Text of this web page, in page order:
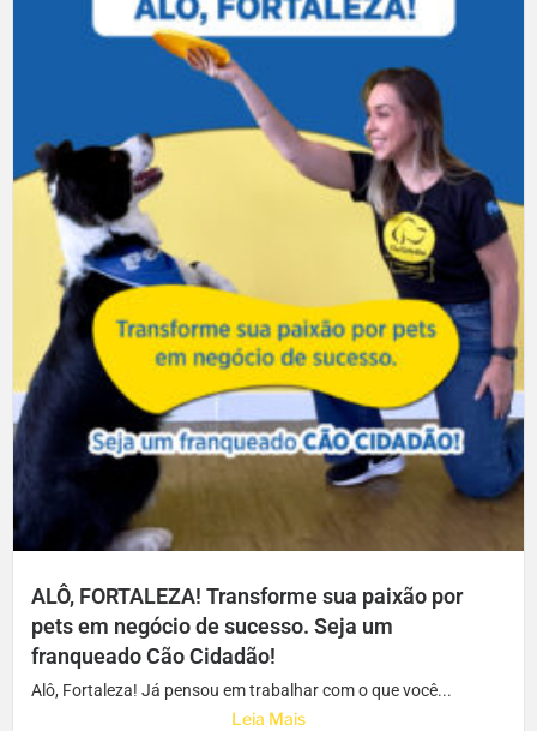
ALÔ, FORTALEZA! Transforme sua paixão por
pets em negócio de sucesso. Seja um
franqueado Cão Cidadão!
Alô, Fortaleza! Já pensou em trabalhar com o que você...
Leia Mais